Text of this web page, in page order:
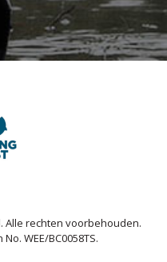
Alle rechten voorbehouden.
WEE/BC0058TS.